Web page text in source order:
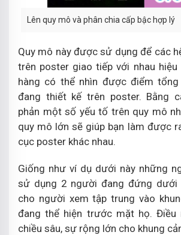
Lên quy mô và phân chia cấp bậc hợp lý
Quy mô này được sử dụng để các
trên poster giao tiếp với nhau hiệu
hàng có thể nhìn được điểm
đang thiết kế trên poster. Bằng
phản một số yếu tố trên quy mô
quy mô lớn sẽ giúp bạn làm được
cục poster khác nhau.
Giống như ví dụ dưới này những
sử dụng 2 người đang đứng dưới
cho người xem tập trung vào
đang thể hiện trước mặt họ. Điều
chiều sâu, sự rộng lớn cho khung